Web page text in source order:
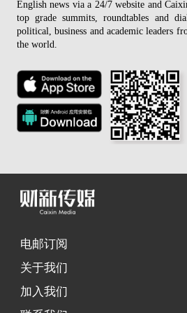
English news via a 24/7 website and
top grade summits, roundtables and
political, business and academic leaders
the world.
电邮订阅
关于我们
加入我们